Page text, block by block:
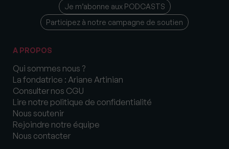
Je m’abonne aux PODCASTS
Participez à notre campagne de soutien
A PROPOS
Qui sommes nous ?
La fondatrice : Ariane Artinian
Consulter nos CGU
Lire notre politique de confidentialité
Nous soutenir
Rejoindre notre équipe
Nous contacter